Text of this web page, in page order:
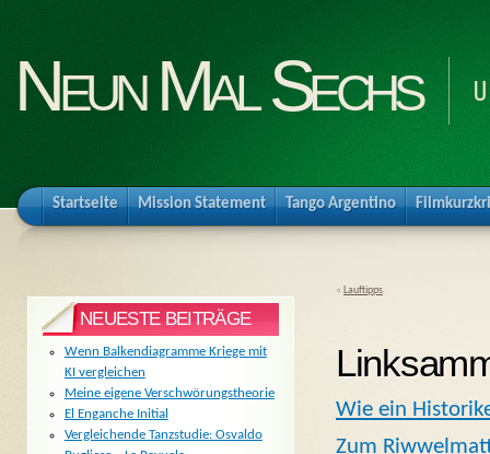
Neun Mal Sechs
Startseite Mission Statement Tango Argentino
« Lauftipps
Wie ein
Zum
NEUESTE BEITRÄGE
Wenn Balkendiagramme Kriege mit
KI vergleichen
Meine eigene Verschwörungstheorie
El Enganche Initial
Vergleichende Tanzstudie: Osvaldo